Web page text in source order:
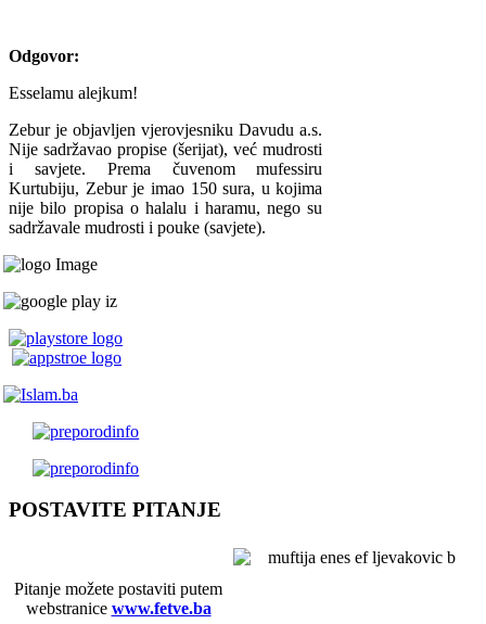
Odgovor:
Esselamu alejkum!
Zebur je objavljen vjerovjesniku Davudu a.s.
Nije sadržavao propise (šerijat), već mudrosti
i savjete. Prema čuvenom mufessiru
Kurtubiju, Zebur je imao 150 sura, u kojima
nije bilo propisa o halalu i haramu, nego su
sadržavale mudrosti i pouke (savjete).
POSTAVITE PITANJE
Pitanje možete postaviti putem
webstranice www.fetve.ba